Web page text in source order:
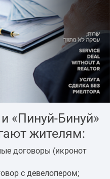
«Пинуй-Бинуй»
жителям:
договоры (икронот
с девелопером;